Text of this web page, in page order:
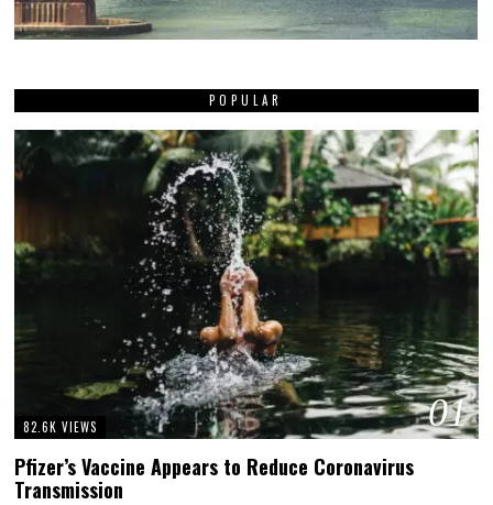
POPULAR
01
82.6K VIEWS
Pfizer’s Vaccine Appears to Reduce Coronavirus
Transmission